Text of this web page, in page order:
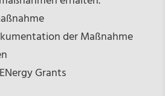
der Maßnahme
Grants